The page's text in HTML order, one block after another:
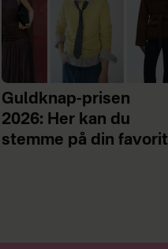
Guldknap-prisen
2026: Her kan du
stemme på din favorit